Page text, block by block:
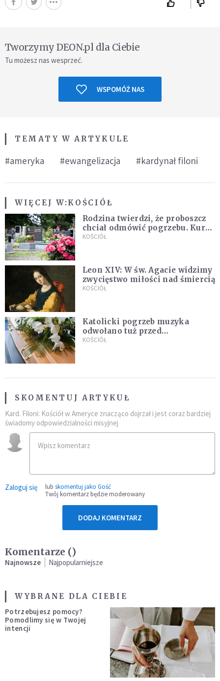
Tworzymy DEON.pl dla Ciebie
Tu możesz nas wesprzeć.
WSPOMÓŻ NAS
TEMATY W ARTYKULE
#ameryka #ewangelizacja #kardynał filoni
WIĘCEJ W:KOŚCIÓŁ
Rodzina twierdzi, że proboszcz
chciał odmówić pogrzebu. Kuria
zapowiada wyjaśnienia
KOŚCIÓŁ
Leon XIV: W św. Agacie widzimy
zwycięstwo miłości nad śmiercią
KOŚCIÓŁ
Katolicki pogrzeb muzyka
odwołano tuż przed
uroczystością. Powodem była
KOŚCIÓŁ
SKOMENTUJ ARTYKUŁ
Kard. Filoni: Kościół w Ameryce znacząco dojrzał i jest coraz bardziej
świadomy odpowiedzialności misyjnej
Zaloguj się lub skomentuj jako Gość
Twój komentarz będzie moderowany
DODAJ KOMENTARZ
Komentarze ()
Najnowsze Najpopularniejsze
WYBRANE DLA CIEBIE
Potrzebujesz pomocy?
Pomodlimy się w Twojej
intencji